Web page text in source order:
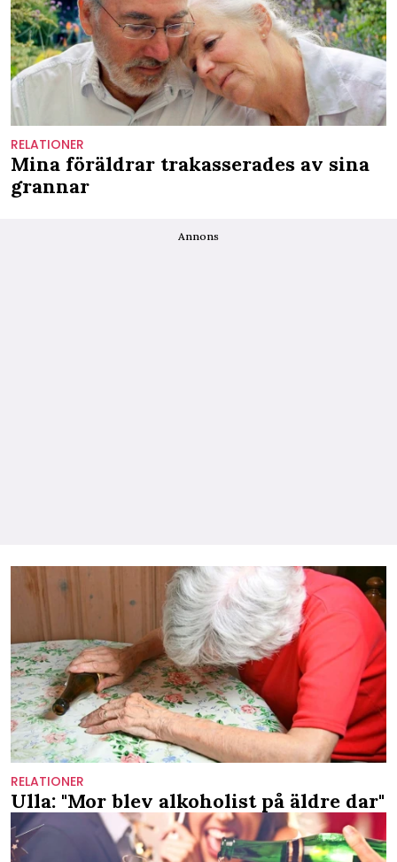
RELATIONER
Mina föräldrar trakasserades av sina
grannar
Annons
RELATIONER
Ulla: "Mor blev alkoholist på äldre dar"